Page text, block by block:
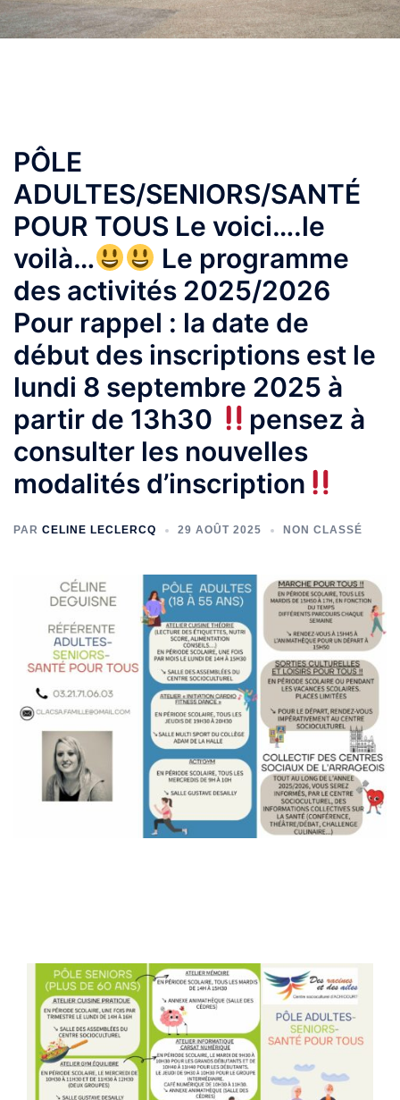
PÔLE
ADULTES/SENIORS/SANTÉ
POUR TOUS Le voici….le
voilà…
Le programme
des activités 2025/2026
Pour rappel : la date de
début des inscriptions est le
lundi 8 septembre 2025 à
partir de 13h30
pensez à
consulter les nouvelles
modalités d’inscription
PAR CELINE LECLERCQ 29 AOÛT 2025 NON CLASSÉ